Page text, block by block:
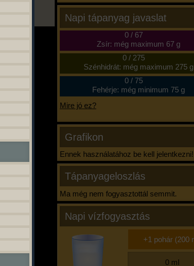
Napi tápanyag javaslat
0/ 67
Zsír: még maximum 67 g
0/ 275
Szénhidrát: még maximum 275 g
0/ 75
Fehérje: még minimum 75 g
Mire jó ez?
Grafikon
Ennek használatához be kell jelentkezni!
Tápanyageloszlás
Ma még nem fogyasztottál semmit.
Napi vízfogyasztás